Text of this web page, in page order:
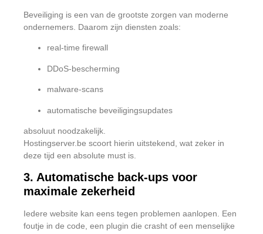
Beveiliging is een van de grootste zorgen van moderne
ondernemers. Daarom zijn diensten zoals:
real-time firewall
DDoS-bescherming
malware-scans
automatische beveiligingsupdates
absoluut noodzakelijk.
Hostingserver.be scoort hierin uitstekend, wat zeker in
deze tijd een absolute must is.
3. Automatische back-ups voor
maximale zekerheid
Iedere website kan eens tegen problemen aanlopen. Een
foutje in de code, een plugin die crasht of een menselijke